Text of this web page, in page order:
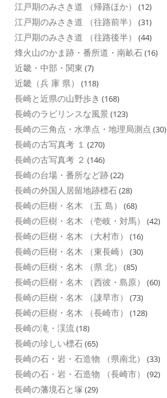
江戸期のみさき道 （帰路ほか） (12)
江戸期のみさき道 （往路前半） (31)
江戸期のみさき道 （往路後半） (44)
烽火山のかま跡・番所道・南畝石(16)
近畿・中部・関東 (7)
近畿（兵 庫 県） (118)
長崎と近県の山野歩き (168)
長崎のラビリンスな風景 (123)
長崎の三角点・水準点・地理局測点 (30)
長崎の古写真考 １ (270)
長崎の古写真考 ２ (146)
長崎の台場・番所など跡(22)
長崎の外国人居留地跡標石(28)
長崎の巨樹・名木 （五 島） (68)
長崎の巨樹・名木 （壱岐・対馬） (42)
長崎の巨樹・名木 （大村市） (16)
長崎の巨樹・名木 （東長崎） (30)
長崎の巨樹・名木 （県 北） (85)
長崎の巨樹・名木 （西彼・島原） (60)
長崎の巨樹・名木 （諌早市） (73)
長崎の巨樹・名木 （長崎市） (128)
長崎の滝・渓流(18)
長崎の珍しい標石(65)
長崎の石・岩・石造物 （県南北） (33)
長崎の石・岩・石造物 （長崎市） (92)
長崎の藩境石と塚 (29)